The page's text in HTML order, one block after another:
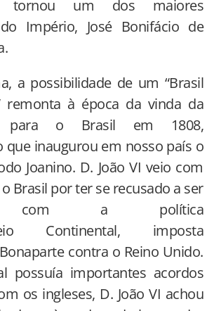
tornou um dos maiores
Império, José Bonifácio de
a possibilidade de um “Brasil
remonta à época da vinda da
para o Brasil em 1808,
que inaugurou em nosso país o
Joanino. D. João VI veio com
Brasil por ter se recusado a ser
com a política
Continental, imposta
contra o Reino Unido.
possuía importantes acordos
os ingleses, D. João VI achou